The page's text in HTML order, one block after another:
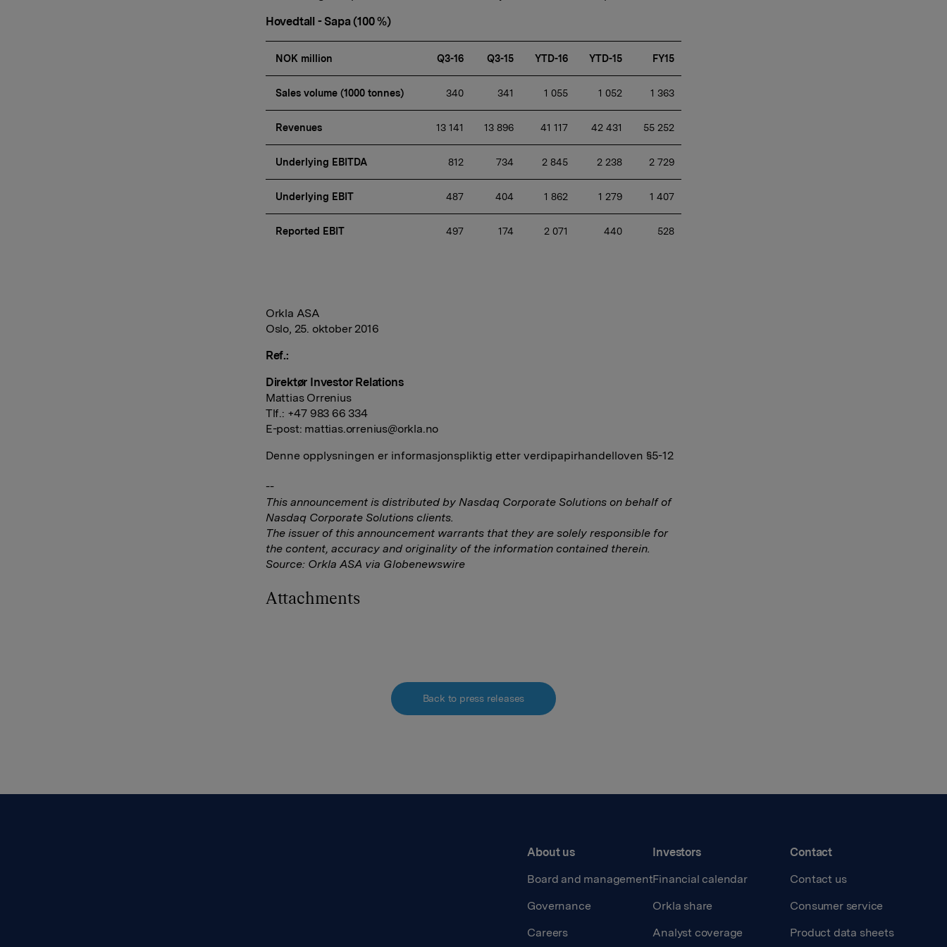
Hovedtall - Sapa (100 %)
NOK million Q3-16 Q3-15 YTD-16 YTD-15 FY15
Sales volume (1000 tonnes) 340 341 1 055 1 052 1 363
Revenues 13 141 13 896 41 117 42 431 55 252
Underlying EBITDA 812 734 2 845 2 238 2 729
Underlying EBIT 487 404 1 862 1 279 1 407
Reported EBIT 497 174 2 071 440 528
Orkla ASA
Oslo, 25. oktober 2016
Ref.:
Direktør Investor Relations
Mattias Orrenius
Tlf.: +47 983 66 334
E-post: mattias.orrenius@orkla.no
Denne opplysningen er informasjonspliktig etter verdipapirhandelloven §5-12
--
This announcement is distributed by Nasdaq Corporate Solutions on behalf of
Nasdaq Corporate Solutions clients.
The issuer of this announcement warrants that they are solely responsible for
the content, accuracy and originality of the information contained therein.
Source: Orkla ASA via Globenewswire
Attachments
Back to press releases
About us
Board and management
Governance
Careers
Investors
Financial calendar
Orkla share
Analyst coverage
Contact
Contact us
Consumer service
Product data sheets